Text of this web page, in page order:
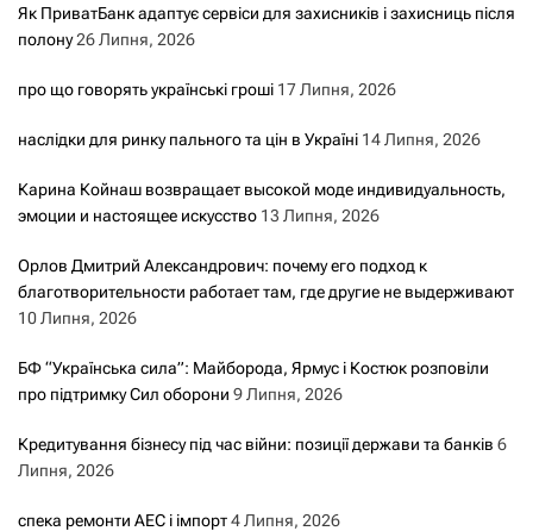
Як ПриватБанк адаптує сервіси для захисників і захисниць після
полону26 Липня, 2026
про що говорять українські гроші 17 Липня, 2026
наслідки для ринку пального та цін в Україні 14 Липня, 2026
Карина Койнаш возвращает высокой моде индивидуальность,
эмоции и настоящее искусство 13 Липня, 2026
Орлов Дмитрий Александрович: почему его подход к
благотворительности работает там, где другие не выдерживают
10 Липня, 2026
БФ “Українська сила”: Майборода, Ярмус і Костюк розповіли
про підтримку Сил оборони 9 Липня, 2026
Кредитування бізнесу під час війни: позиції держави та банків 6
Липня, 2026
спека ремонти АЕС і імпорт4 Липня, 2026